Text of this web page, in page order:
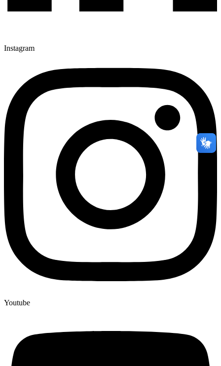
Instagram
Youtube